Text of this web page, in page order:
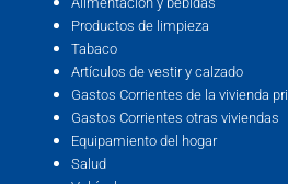
Productos de limpieza
Tabaco
Artículos de vestir y calzado
Gastos Corrientes de la vivienda
Gastos Corrientes otras viviendas
Equipamiento del hogar
Salud